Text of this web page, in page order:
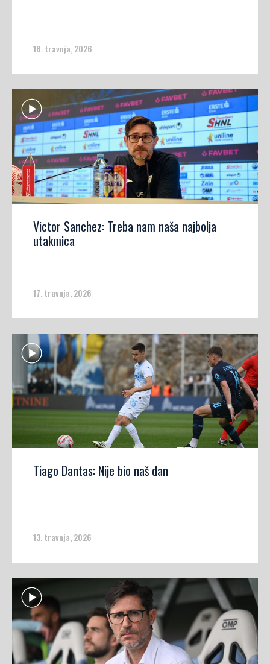
18. travnja, 2026
Victor Sanchez: Treba nam naša najbolja
utakmica
17. travnja, 2026
Tiago Dantas: Nije bio naš dan
13. travnja, 2026